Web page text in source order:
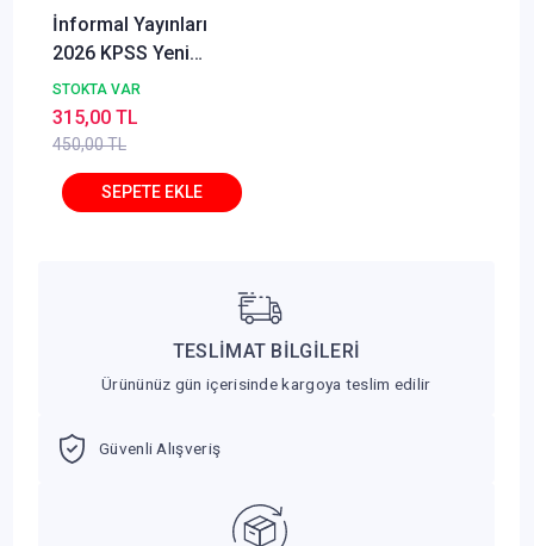
İnformal Yayınları
2026 KPSS Yeni
Sistem Anamorfik
Matematik Özgün
Soru Bankası Konu
Konu Dijital Çözümlü
STOKTA VAR
450,00 TL
315,00 TL
TESLİMAT BİLGİLERİ
Ürününüz gün içerisinde kargoya teslim edilir
Güvenli Alışveriş